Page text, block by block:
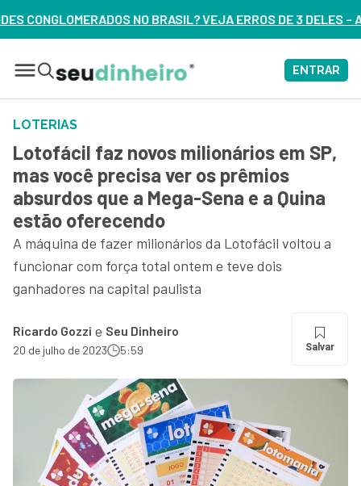
VEJA ERROS DE 3 DELES – ASSISTA AGORA
ENTRAR
LOTERIAS
Lotofácil faz novos milionários em SP,
mas você precisa ver os prêmios
absurdos que a Mega-Sena e a Quina
estão oferecendo
A máquina de fazer milionários da Lotofácil voltou a
funcionar com força total ontem e teve dois
ganhadores na capital paulista
Ricardo Gozzi e Seu Dinheiro
20 de julho de 2023 5:59 Salvar